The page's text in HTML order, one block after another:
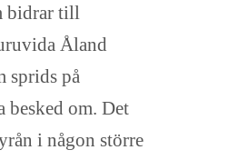
bidrar till
Åland
sprids på
besked om. Det
i någon större